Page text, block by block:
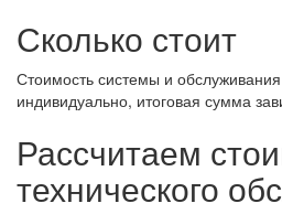
Сколько стоит
Стоимость системы и
индивидуально, итоговая сумма
Рассчитаем
технического